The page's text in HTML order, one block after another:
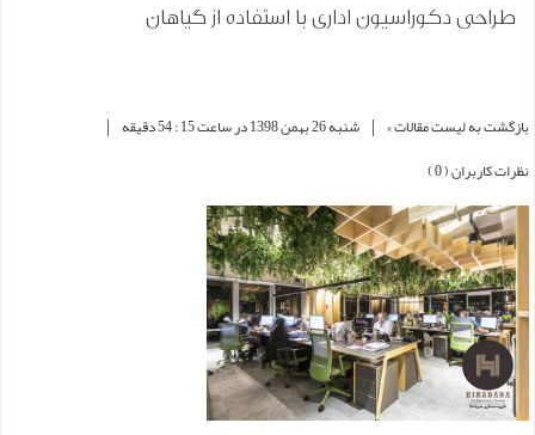
طراحی دکوراسیون اداری با استفاده از گیاهان
بازگشت به لیست مقالات » | شنبه 26 بهمن 1398 در ساعت 15 : 54 دقیقه |
نظرات کاربران ( 0 )